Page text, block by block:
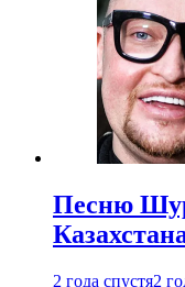
Песню
2 года спустя2